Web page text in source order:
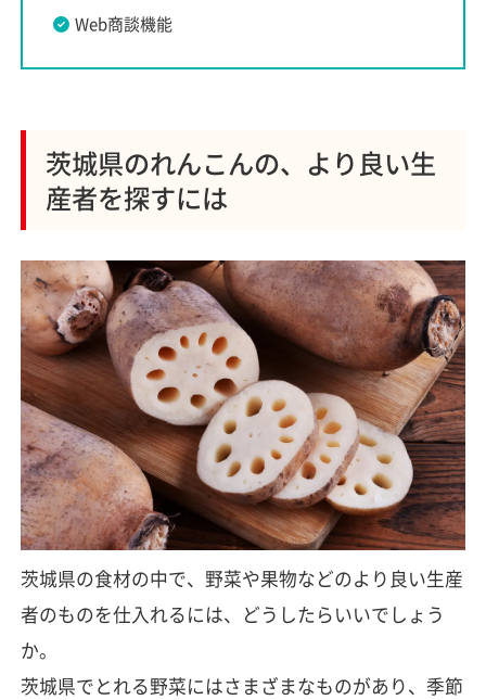
Web商談機能
茨城県のれんこんの、より良い生
産者を探すには
茨城県の食材の中で、野菜や果物などのより良い生産
者のものを仕入れるには、どうしたらいいでしょう
か。
茨城県でとれる野菜にはさまざまなものがあり、季節